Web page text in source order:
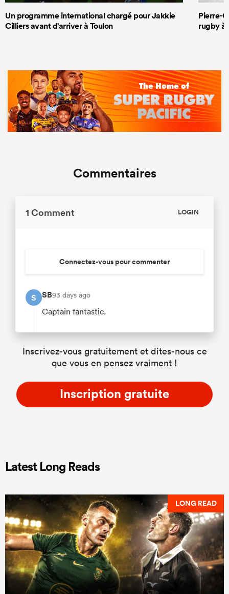
Un programme international chargé pour Jakkie
Cilliers avant d'arriver à Toulon
Pierre-
rugby à
Commentaires
1 Comment LOGIN
Connectez-vous pour commenter
S SB93 days ago
Captain fantastic.
Inscrivez-vous gratuitement et dites-nous ce
que vous en pensez vraiment !
Inscription gratuite
Latest Long Reads
LONG READ